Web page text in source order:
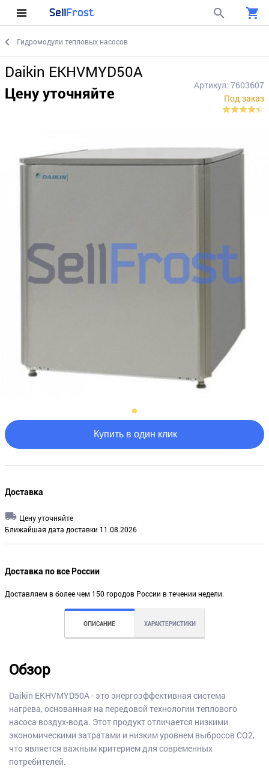
SellFrost
Гидромодули тепловых насосов
Daikin EKHVMYD50A
Цену уточняйте
Артикул: 7603607
Под заказ
Купить в один клик
Доставка
Цену уточняйте
Ближайшая дата доставки 11.08.2026
Доставка по все России
Доставляем в более чем 150 городов России в течении недели.
ОПИСАНИЕ ХАРАКТЕРИСТИКИ
Обзор
Daikin EKHVMYD50A - это энергоэффективная система
нагрева, основанная на передовой технологии теплового
насоса воздух-вода. Этот продукт отличается низкими
экономическими затратами и низким уровнем выбросов CO2,
что является важным критерием для современных
потребителей.